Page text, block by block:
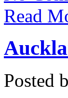
Read
Posted